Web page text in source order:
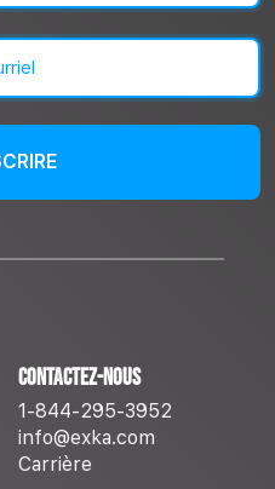
Courriel
(Nécessaire)
Contactez-nous
1-844-295-3952
info@exka.com
Carrière